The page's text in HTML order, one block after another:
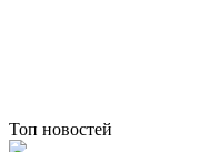
Топ новостей